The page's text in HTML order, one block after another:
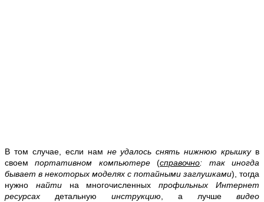
В том случае, если нам не удалось снять нижнюю крышку в
своем портативном компьютере(справочно: так иногда
бывает в некоторых моделях с потайными заглушками), тогда
нужно найти на многочисленныхпрофильных Интернет
ресурсах детальную инструкцию, а лучше видео